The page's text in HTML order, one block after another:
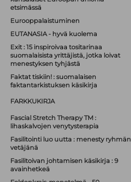
etsimässä
Eurooppalaistuminen
EUTANASIA - hyvä kuolema
Exit : 15 inspiroivaa tositarinaa
suomalaisista yrittäjistä, jotka loivat
menestyksen tyhjästä
Faktat tiskiin! : suomalaisen
faktantarkistuksen käsikirja
FARKKUKIRJA
Fascial Stretch Therapy TM :
lihaskalvojen venytysterapia
Fasilitointi luo uutta : menesty ryhmän
vetäjänä
Fasilitoivan johtamisen käsikirja : 9
avainhetkeä